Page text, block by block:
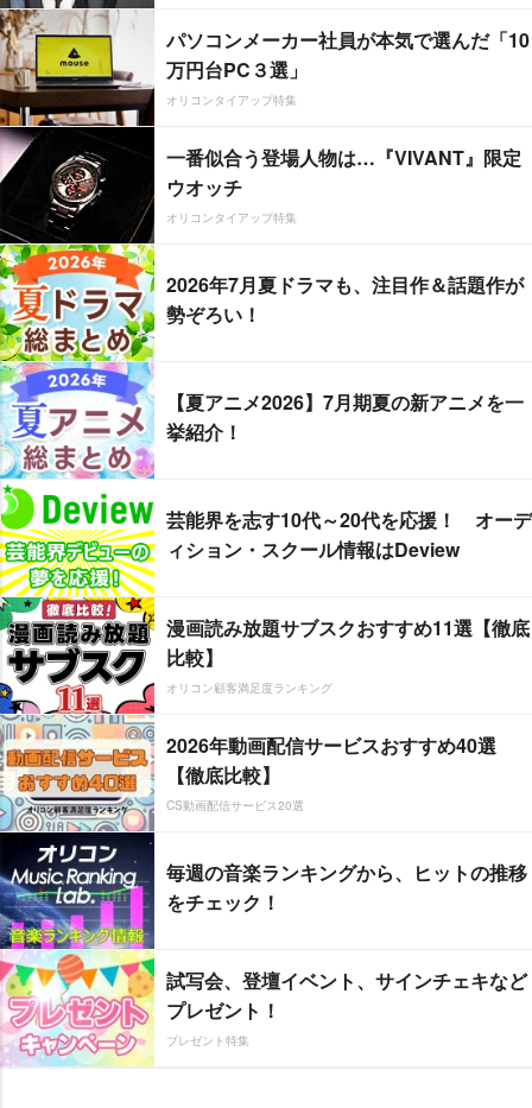
パソコンメーカー社員が本気で選んだ「10
万円台PC３選」
オリコンタイアップ特集
一番似合う登場人物は…『VIVANT』限定
ウオッチ
オリコンタイアップ特集
2026年7月夏ドラマも、注目作＆話題作が
勢ぞろい！
【夏アニメ2026】7月期夏の新アニメを一
挙紹介！
芸能界を志す10代～20代を応援！ オーデ
ィション・スクール情報はDeview
漫画読み放題サブスクおすすめ11選【徹底
比較】
オリコン顧客満足度ランキング
2026年動画配信サービスおすすめ40選
【徹底比較】
CS動画配信サービス20選
毎週の音楽ランキングから、ヒットの推移
をチェック！
試写会、登壇イベント、サインチェキなど
プレゼント！
プレゼント特集